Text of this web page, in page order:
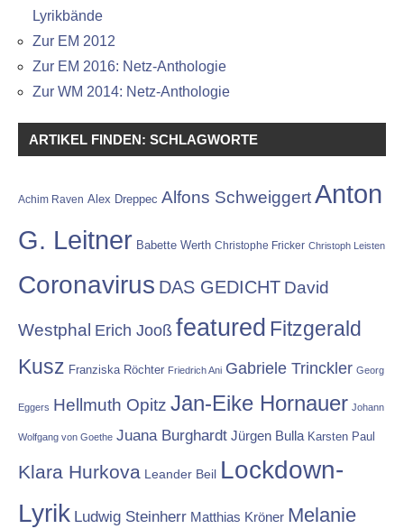
Lyrikbände
Zur EM 2012
Zur EM 2016: Netz-Anthologie
Zur WM 2014: Netz-Anthologie
ARTIKEL FINDEN: SCHLAGWORTE
Achim Raven Alex Dreppec Alfons SchweiggertAnton
G. Leitner Babette Werth Christophe Fricker Christoph Leisten
Coronavirus DAS GEDICHT David
Westphal Erich Jooß featured Fitzgerald
Kusz Franziska Röchter Friedrich Ani Gabriele Trinckler Georg
Eggers Hellmuth Opitz Jan-Eike Hornauer Johann
Wolfgang von Goethe Juana Burghardt Jürgen Bulla Karsten Paul
Klara Hurkova Leander Beil Lockdown-
Lyrik Ludwig Steinherr Matthias Kröner Melanie